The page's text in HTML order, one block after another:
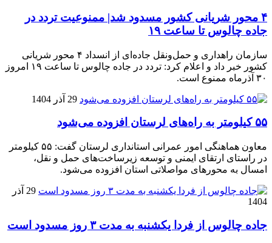
۴ محور شریانی کشور مسدود شد| ممنوعیت تردد در
جاده چالوس تا ساعت ۱۹
سازمان راهداری و حمل‌ونقل جاده‌ای از انسداد ۴ محور شریانی
کشور خبر داد و اعلام کرد: تردد در جاده چالوس تا ساعت ۱۹ امروز
۳۰ آذرماه ممنوع است.
29 آذر 1404
۵۵ کیلومتر به راه‌های لرستان افزوده می‌شود
معاون هماهنگی امور عمرانی استانداری لرستان گفت: ۵۵ کیلومتر
در راستای ارتقای ایمنی و توسعه زیرساخت‌های حمل و نقل،
امسال به محورهای مواصلاتی استان افزوده می‌شود.
29 آذر
1404
جاده چالوس از فردا یکشنبه به مدت ۳ روز مسدود است